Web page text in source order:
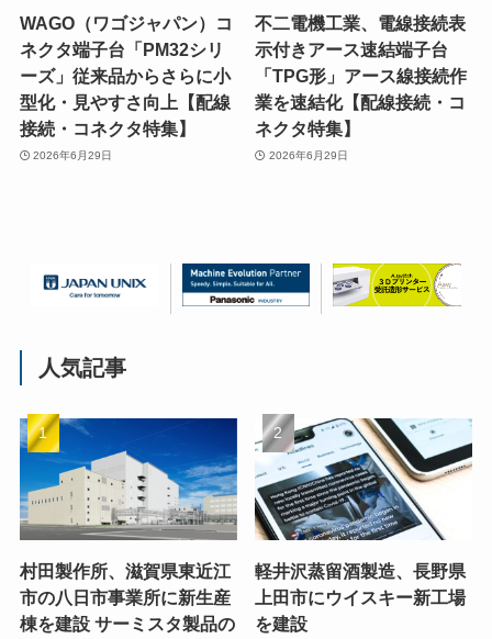
WAGO（ワゴジャパン）コ
ネクタ端子台「PM32シリ
ーズ」従来品からさらに小
型化・見やすさ向上【配線
接続・コネクタ特集】
2026年6月29日
不二電機工業、電線接続表
示付きアース速結端子台
「TPG形」アース線接続作
業を速結化【配線接続・コ
ネクタ特集】
2026年6月29日
人気記事
村田製作所、滋賀県東近江
市の八日市事業所に新生産
棟を建設 サーミスタ製品の
軽井沢蒸留酒製造、長野県
上田市にウイスキー新工場
を建設